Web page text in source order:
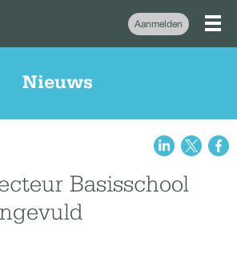
Aanmelden
Nieuws
Basisschool